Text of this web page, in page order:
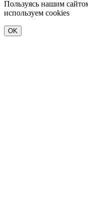
Пользуясь нашим
используем cookies
OK